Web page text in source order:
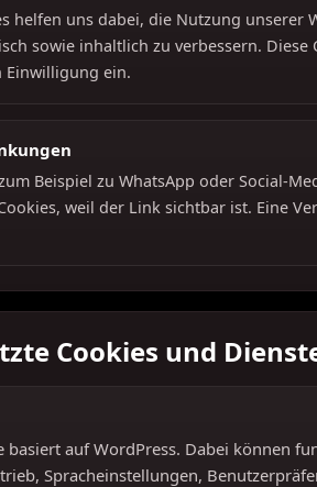
helfen uns dabei, die Nutzung unserer
sowie inhaltlich zu verbessern.
Einwilligung ein.
Beispiel zu WhatsApp oder Social-
weil der Link sichtbar ist. Eine
Cookies und
basiert auf WordPress. Dabei können
Spracheinstellungen,